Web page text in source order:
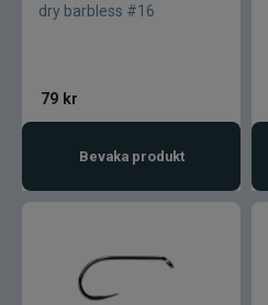
Headbanger
IFISH
Ismo
dry barbless #16
79 kr
Bevaka produkt